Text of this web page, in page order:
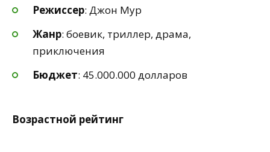
Режиссер: Джон Мур
Жанр: боевик, триллер, драма,
приключения
Бюджет: 45.000.000 долларов
Возрастной рейтинг